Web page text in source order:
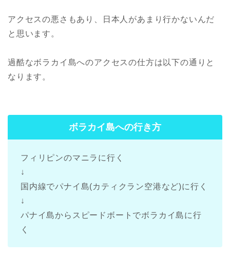
アクセスの悪さもあり、日本人があまり行かないんだ
と思います。
過酷なボラカイ島へのアクセスの仕方は以下の通りと
なります。
ボラカイ島への行き方
フィリピンのマニラに行く
↓
国内線でパナイ島(カティクラン空港など)に行く
↓
パナイ島からスピードボートでボラカイ島に行
く